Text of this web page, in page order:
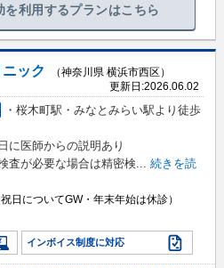
を利用するプランはこちら
ック
（神奈川県 横浜市西区）
更新日:2026.06.02
・桜木町駅・みなとみらい駅より徒歩
に医師からの説明あり
査が必要な場合は精密検
続きを読
日についてGW・年末年始は休診）
インボイス制度に対応